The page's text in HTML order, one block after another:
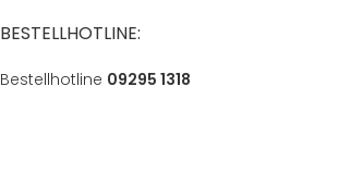
BESTELLHOTLINE:
Bestellhotline 09295 1318